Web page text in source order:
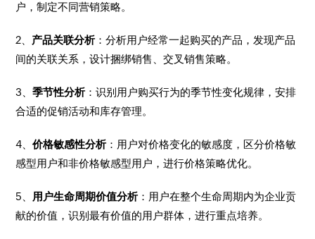
户，制定不同营销策略。
2、 产品关联分析：分析用户经常一起购买的产品，发现产品
间的关联关系，设计捆绑销售、交叉销售策略。
3、季节性分析：识别用户购买行为的季节性变化规律，安排
合适的促销活动和库存管理。
4、价格敏感性分析：用户对价格变化的敏感度，区分价格敏
感型用户和非价格敏感型用户，进行价格策略优化。
5、 用户生命周期价值分析：用户在整个生命周期内为企业贡
献的价值，识别最有价值的用户群体，进行重点培养。